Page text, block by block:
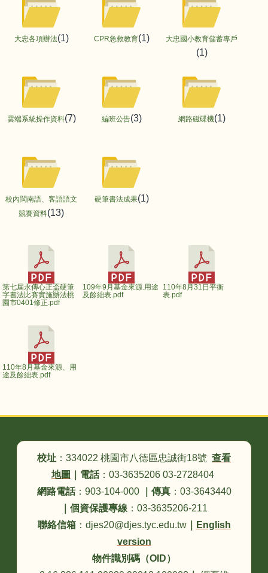
大忠各項辦法(1) CPR急救教育(1) 大忠國小教育儲蓄專戶
(1)
雲端系統操作資料(7) 編班公告(3) 網路磁碟機(1)
校內閩南語、客語語文
競賽資料(13)
硬筆書法成果(1)
第七屆永傳心正盃硬筆
字書法比賽實施辦法桃
園市0401修正.pdf
109年9月基金來源.用途
及餘絀表.pdf
110年8月31日平衡
表.pdf
110年8月基金來源、用
途及餘絀表.pdf
校址 ：334022 桃園市八德區忠誠街18號 查看
地圖
電話：03-3635206 03-2728404
網路電話：903-104-000 傳真：03-3643440
個資保護專線 ：03-3635206-211
聯絡信箱：djes20@djes.tyc.edu.tw｜
English
version
物件識別碼（OID）